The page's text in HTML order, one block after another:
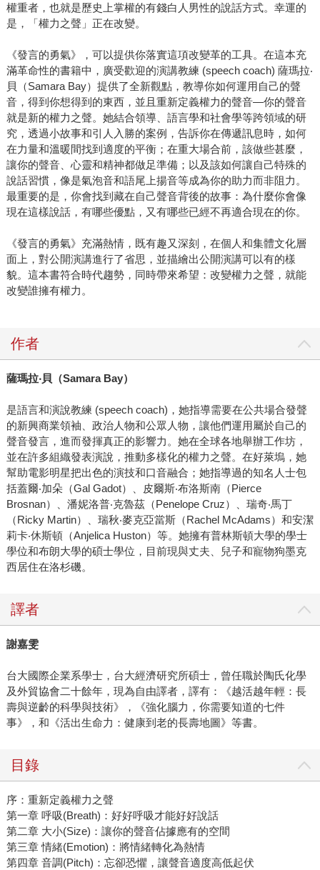
權重者，也就是歷史上掌權的有錢白人男性的說話方式。幸運的
是，「權力之聲」正在改變。
《發言的勇氣》，可以提供你落實這項改變革的工具。在這本充
滿革命性的書籍中，廣受歡迎的演講教練 (speech coach) 薩瑪拉‧
貝（Samara Bay）提供了全新觀點，教導你如何運用自己的聲
音，得到你想得到的東西，並且重新定義權力的聲音—你的聲音
就是新的權力之聲。她結合領導、語言學和社會學等跨領域的研
究，透過小故事和引人入勝的案例，告訴你在傳遞訊息時，如何
在力量和溫暖間找到適度的平衡；在重大場合前，該做些甚麼，
讓你的聲音、心靈和精神都做足準備；以及該如何讓自己特殊的
說話習慣，像是氣泡音和語尾上揚音等成為你的助力而非阻力。
最重要的是，你會找到藏在自己聲音背後的故事：為什麼你會像
現在這樣說話，有哪些優點，又有哪些已經不再適合現在的你。
《發言的勇氣》充滿熱情，既有趣又深刻，在個人和集體文化層
面上，對公開演講進行了省思，並描繪出公開演講可以有的樣
貌。這本書符合時代趨勢，同時帶來希望：改變權力之聲，就能
改變誰擁有權力。
作者
薩瑪拉‧貝（Samara Bay）
是語言和演說教練 (speech coach)，她指導需要在公共場合發聲
的新興商業領袖、政治人物和公眾人物，讓他們運用屬於自己的
聲音發言，進而發揮真正的影響力。她在全球各地舉辦工作坊，
並在許多組織發表演說，推動多樣化的權力之聲。在好萊塢，她
幫助電影明星把出色的演技和口音融合；她指導過的知名人士包
括蓋爾‧加朵（Gal Gadot）、皮爾斯‧布洛斯南（Pierce
Brosnan）、潘妮洛普‧克魯茲（Penelope Cruz）、瑞奇‧馬丁
（Ricky Martin）、瑞秋‧麥克亞當斯（Rachel McAdams）和安潔
莉卡‧休斯頓（Anjelica Huston）等。她擁有普林斯頓大學的學士
學位和布朗大學的碩士學位，目前現與丈夫、兒子和寵物狗墨克
西居住在洛杉磯。
譯者
謝嘉雯
台大國際企業系學士，台大經濟研究所碩士，曾任職於陶氏化學
及外貿協會二十餘年，現為自由譯者，譯有：《越活越年輕：長
壽與逆齡的科學與技術》，《強化腦力，你需要知道的七件
事》，和《活出生命力：健康到老的長壽地圖》等書。
目錄
序：重新定義權力之聲
第一章 呼吸(Breath)：好好呼吸才能好好說話
第二章 大小(Size)：讓你的聲音佔據應有的空間
第三章 情緒(Emotion)：將情緒轉化為熱情
第四章 音調(Pitch)：忘卻恐懼，讓聲音適度高低起伏